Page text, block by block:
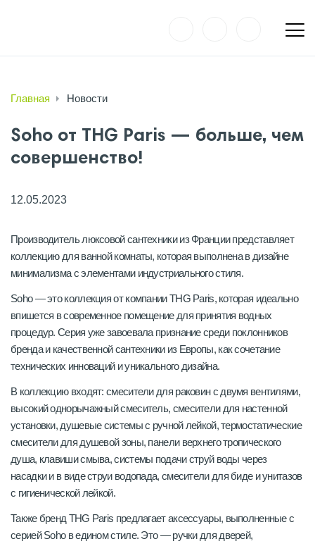
Главная Новости
Soho от THG Paris — больше, чем
совершенство!
12.05.2023
Производитель люксовой сантехники из Франции представляет
коллекцию для ванной комнаты, которая выполнена в дизайне
минимализма с элементами индустриального стиля.
Soho — это коллекция от компании THG Paris, которая идеально
впишется в современное помещение для принятия водных
процедур. Серия уже завоевала признание среди поклонников
бренда и качественной сантехники из Европы, как сочетание
технических инноваций и уникального дизайна.
В коллекцию входят: смесители для раковин с двумя вентилями,
высокий однорычажный смеситель, смесители для настенной
установки, душевые системы с ручной лейкой, термостатические
смесители для душевой зоны, панели верхнего тропического
душа, клавиши смыва, системы подачи струй воды через
насадки и в виде струи водопада, смесители для биде и унитазов
с гигиенической лейкой.
Также бренд THG Paris предлагает аксессуары, выполненные с
серией Soho в едином стиле. Это — ручки для дверей,